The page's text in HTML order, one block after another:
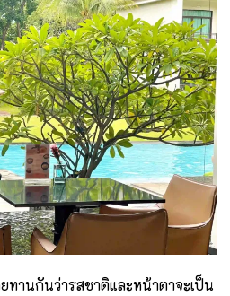
ทานกันว่ารสชาติและหน้าตาจะเป็น